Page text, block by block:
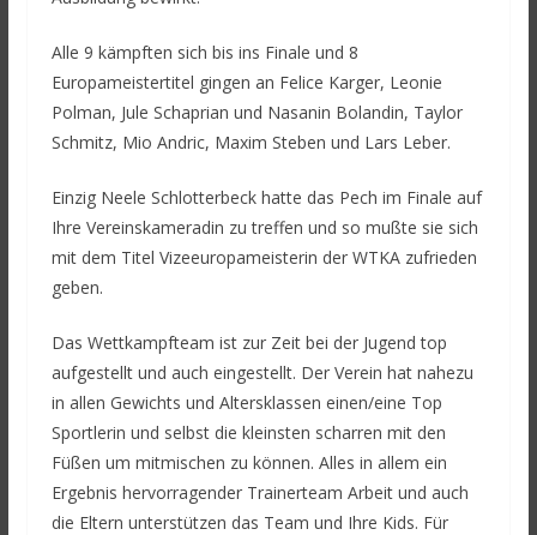
Alle 9 kämpften sich bis ins Finale und 8
Europameistertitel gingen an Felice Karger, Leonie
Polman, Jule Schaprian und Nasanin Bolandin, Taylor
Schmitz, Mio Andric, Maxim Steben und Lars Leber.
Einzig Neele Schlotterbeck hatte das Pech im Finale auf
Ihre Vereinskameradin zu treffen und so mußte sie sich
mit dem Titel Vizeeuropameisterin der WTKA zufrieden
geben.
Das Wettkampfteam ist zur Zeit bei der Jugend top
aufgestellt und auch eingestellt. Der Verein hat nahezu
in allen Gewichts und Altersklassen einen/eine Top
Sportlerin und selbst die kleinsten scharren mit den
Füßen um mitmischen zu können. Alles in allem ein
Ergebnis hervorragender Trainerteam Arbeit und auch
die Eltern unterstützen das Team und Ihre Kids. Für